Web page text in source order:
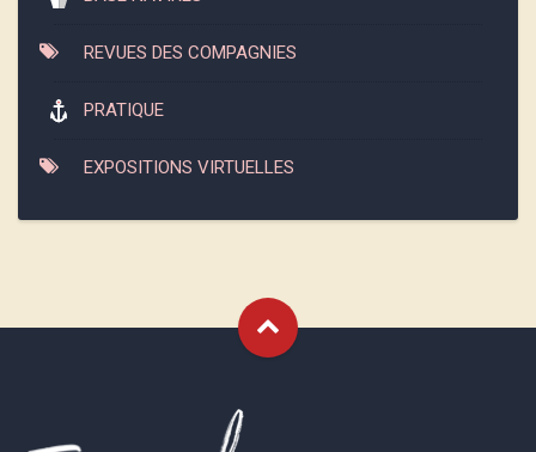
REVUES DES COMPAGNIES
PRATIQUE
EXPOSITIONS VIRTUELLES